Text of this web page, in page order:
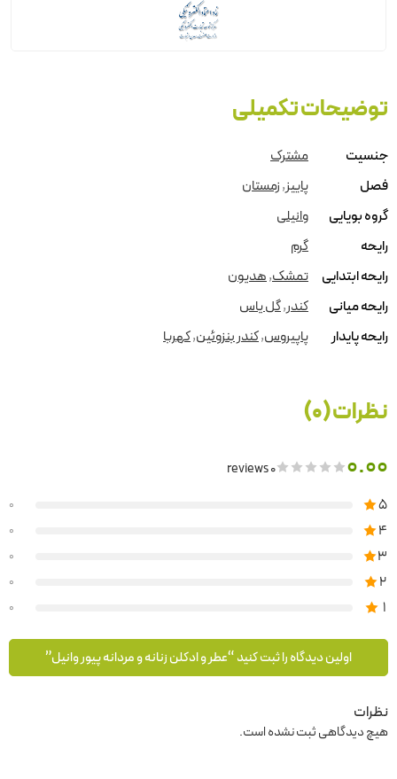
توضیحات تکمیلی
جنسیت
مشترک
فصل
پاییز,زمستان
گروه بویایی
وانیلی
رایحه
گرم
رایحه ابتدایی
تمشک,هدیون
رایحه میانی
کندر,گل یاس
رایحه پایدار
پاپیروس,کندر بنزوئین,کهربا
نظرات (0)
0.00
0 reviews
5
0
4
0
3
0
2
0
1
0
اولین دیدگاه را ثبت کنید “عطر و ادکلن زنانه و مردانه پیور وانیل”
نظرات
هیچ دیدگاهی ثبت نشده است.